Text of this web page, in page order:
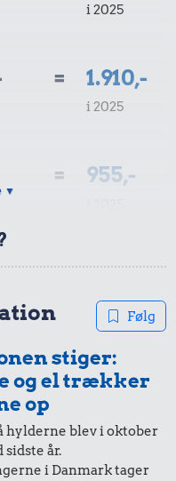
i 2025
= 1.910,-
i 2025
= 955,-
= 191,-
i 2025
= 96,-
= 2,-
▼
Følg
stiger:
og el trækker
op
hylderne blev i oktober
år.
i Danmark tager